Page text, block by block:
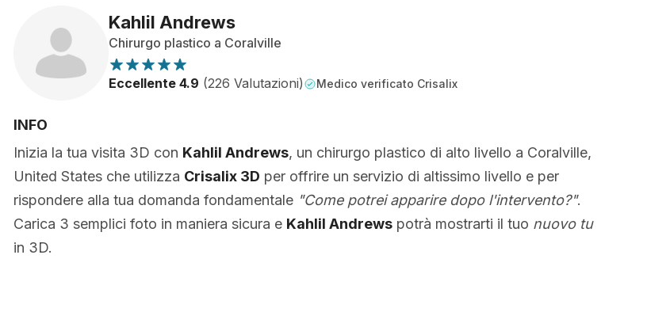
Kahlil Andrews
Chirurgo plastico a Coralville
Eccellente 4.9 (226 Valutazioni) Medico verificato Crisalix
INFO
Inizia la tua visita 3D con Kahlil Andrews, un chirurgo plastico di alto livello a Coralville,
United States che utilizza Crisalix 3D per offrire un servizio di altissimo livello e per
rispondere alla tua domanda fondamentale "Come potrei apparire dopo l'intervento?".
Carica 3 semplici foto in maniera sicura e Kahlil Andrews potrà mostrarti il tuo nuovo tu
in 3D.